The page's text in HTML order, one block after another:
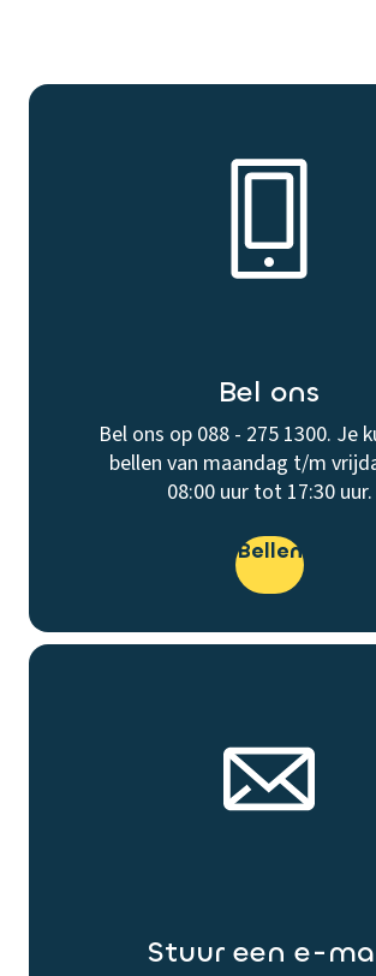
Bel ons
Bel ons op 088 - 275 1300. Je
bellen van maandag t/m
08:00 uur tot 17:30 uur.
Bellen
Stuur een e-